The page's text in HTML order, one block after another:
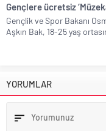
Gençlere ücretsiz
Gençlik ve Spor Bakanı
Aşkın Bak, 18-25 yaş
YORUMLAR